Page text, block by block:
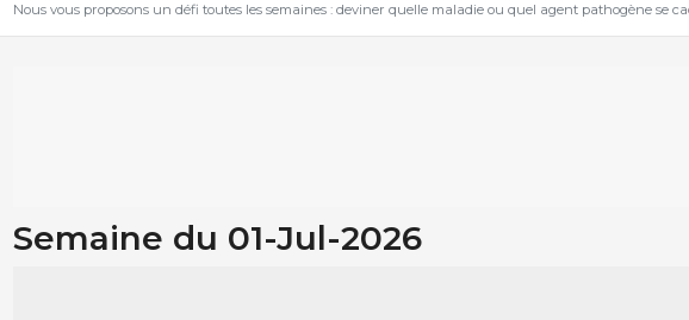
Nous vous proposons un défi toutes les semaines : deviner quelle maladie ou quel agent pathogène se
Semaine du 01-Jul-2026